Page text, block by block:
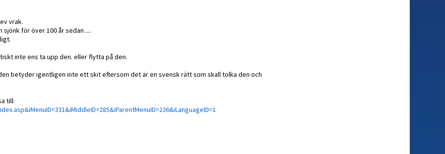
vrak.
sjönk för över 100 år sedan ....
inte ens ta upp den. eller flytta på den.
betyder igentligen inte ett skit eftersom det är en svensk rätt som skall tolka den och
till: